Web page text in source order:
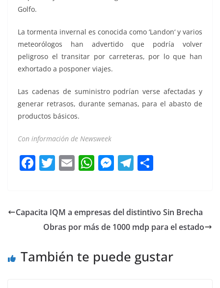
Golfo.
La tormenta invernal es conocida como ‘Landon‘ y varios
meteorólogos han advertido que podría volver
peligroso el transitar por carreteras, por lo que han
exhortado a posponer viajes.
Las cadenas de suministro podrían verse afectadas y
generar retrasos, durante semanas, para el abasto de
productos básicos.
Con información de Newsweek
F
a
e
b
o
T
w
er
E
m
l
W
h
s
A
p
M
e
e
n
er
T
el
gr
a
p
ar
Capacita IQM a empresas del distintivo Sin Brecha
Obras por más de 1000 mdp para el estado
También te puede gustar